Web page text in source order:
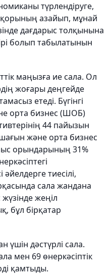
түрлендіруге,
қорының азайып, мұнай
дағдарыс толқынына
болып табылатынын
маңызға ие сала. Ол
жоғары деңгейде
етеді. Бүгінгі
орта бизнес (ШОБ)
44 пайызын
және орта бизнес
орындарының 31%
әйелдерге тиесілі,
сала жандана
жеңіл
бұл бірқатар
үшін дәстүрлі сала.
мен 69 өнеркәсіптік
қамтыды.